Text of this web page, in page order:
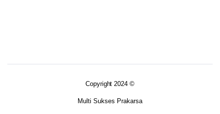
Copyright 2024 ©
Multi Sukses Prakarsa